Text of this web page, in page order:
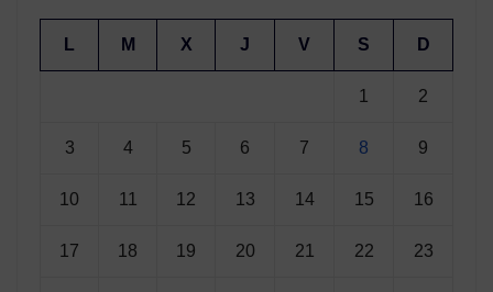
L M X J V S D
1 2
3 4 5 6 7 8 9
10 11 12 13 14 15 16
17 18 19 20 21 22 23